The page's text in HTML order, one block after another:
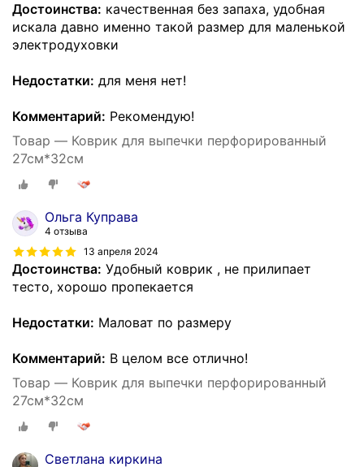
Достоинства: качественная без запаха, удобная
искала давно именно такой размер для маленькой
электродуховки
Недостатки: для меня нет!
Комментарий: Рекомендую!
Товар — Коврик для выпечки перфорированный
27см*32см
Ольга Куправа
4 отзыва
13 апреля 2024
Достоинства: Удобный коврик , не прилипает
тесто, хорошо пропекается
Недостатки: Маловат по размеру
Комментарий: В целом все отлично!
Товар — Коврик для выпечки перфорированный
27см*32см
Светлана киркина